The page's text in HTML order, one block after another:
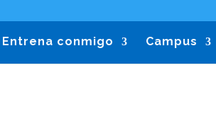
Entrena conmigo Campus